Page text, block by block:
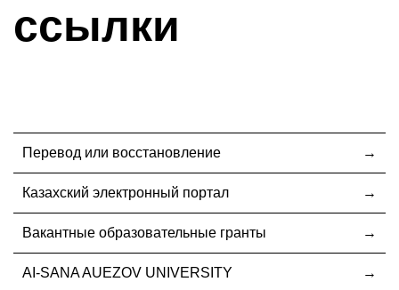
ссылки
Перевод или восстановление
Казахский электронный портал
Вакантные образовательные гранты
AI-SANA AUEZOV UNIVERSITY